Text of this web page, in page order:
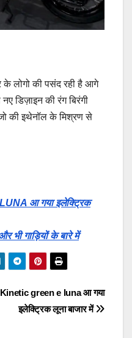
के लोगो की पसंद रही है आगे
डिज़ाइन की रंग बिरंगी
की इथेनॉल के मिश्रण से
आ गया इलेक्ट्रिक
भी गाड़ियों के बारे में
Kinetic green e luna आ गया
इलेक्ट्रिक लूना बाजार में